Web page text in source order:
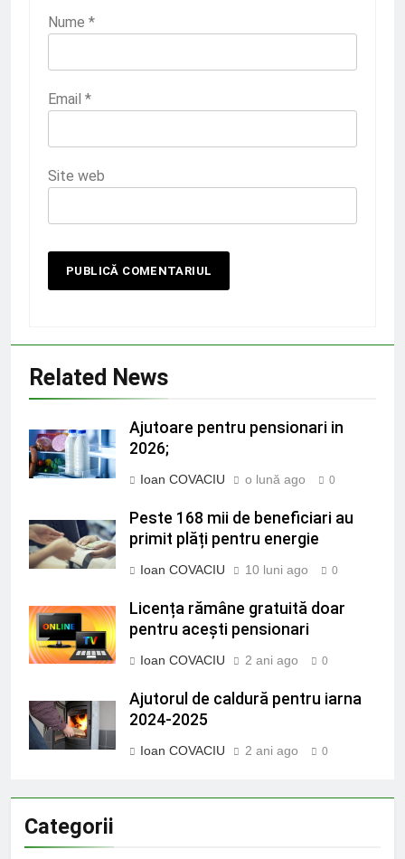
Nume *
Email *
Site web
Related News
Ajutoare pentru pensionari in
2026;
Ioan COVACIU o lună ago 0
Peste 168 mii de beneficiari au
primit plăți pentru energie
Ioan COVACIU 10 luni ago 0
Licența rămâne gratuită doar
pentru acești pensionari
Ioan COVACIU 2 ani ago 0
Ajutorul de caldură pentru iarna
2024-2025
Ioan COVACIU 2 ani ago 0
Categorii